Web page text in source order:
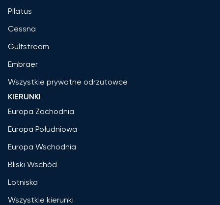
Pilatus
Cessna
Gulfstream
Embraer
Wszystkie prywatne odrzutowce
KIERUNKI
Europa Zachodnia
Europa Południowa
Europa Wschodnia
Bliski Wschód
Lotniska
Wszystkie kierunki